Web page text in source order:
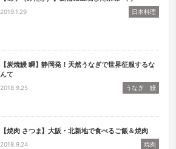
2019.1.29 日本料理
【炭焼鰻 瞬】静岡発！天然うなぎで世界征服するな
んて
2018.9.25 うなぎ 鰻
【焼肉 さつま】大阪・北新地で食べるご飯＆焼肉
2018.9.24 焼肉